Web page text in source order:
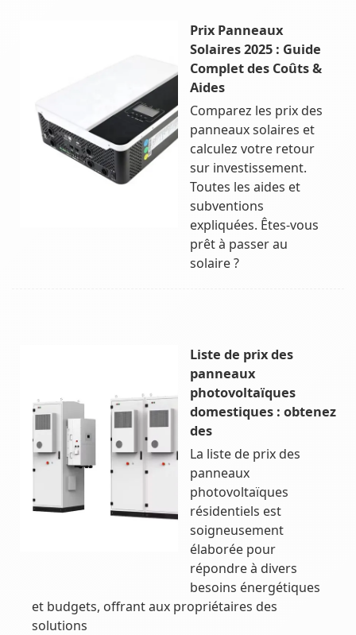
Prix Panneaux
Solaires 2025 : Guide
Complet des Coûts &
Aides
Comparez les prix des
panneaux solaires et
calculez votre retour
sur investissement.
Toutes les aides et
subventions
expliquées. Êtes-vous
prêt à passer au
solaire ?
Liste de prix des
panneaux
photovoltaïques
domestiques : obtenez
des
La liste de prix des
panneaux
photovoltaïques
résidentiels est
soigneusement
élaborée pour
répondre à divers
besoins énergétiques
et budgets, offrant aux propriétaires des
solutions